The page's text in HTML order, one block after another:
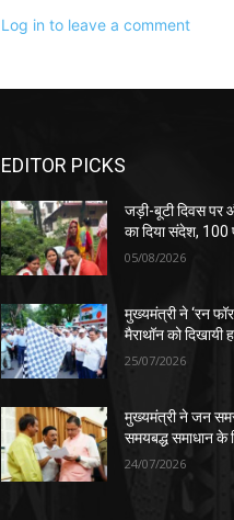
Log in to leave a comment
EDITOR PICKS
जड़ी-बूटी दिवस पर
का दिया संदेश, 100
05/08/2026
मुख्यमंत्री ने ‘रन फॉर
मैराथॉन को दिखायी
25/07/2026
मुख्यमंत्री ने जन
समयबद्ध समाधान के
24/07/2026